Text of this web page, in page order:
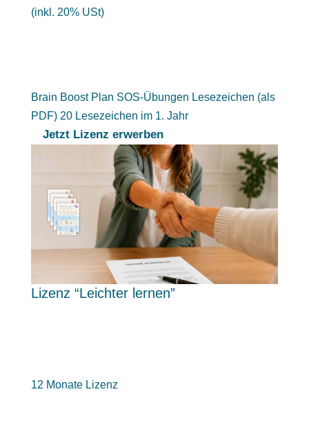
(inkl. 20% USt)
Brain Boost Plan SOS-Übungen Lesezeichen (als
PDF) 20 Lesezeichen im 1. Jahr
Jetzt Lizenz erwerben
Lizenz “Leichter lernen”
12 Monate Lizenz